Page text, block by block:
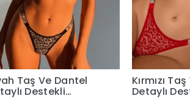
Taş Ve Dantel
Destekli
Kırmızı
Detaylı